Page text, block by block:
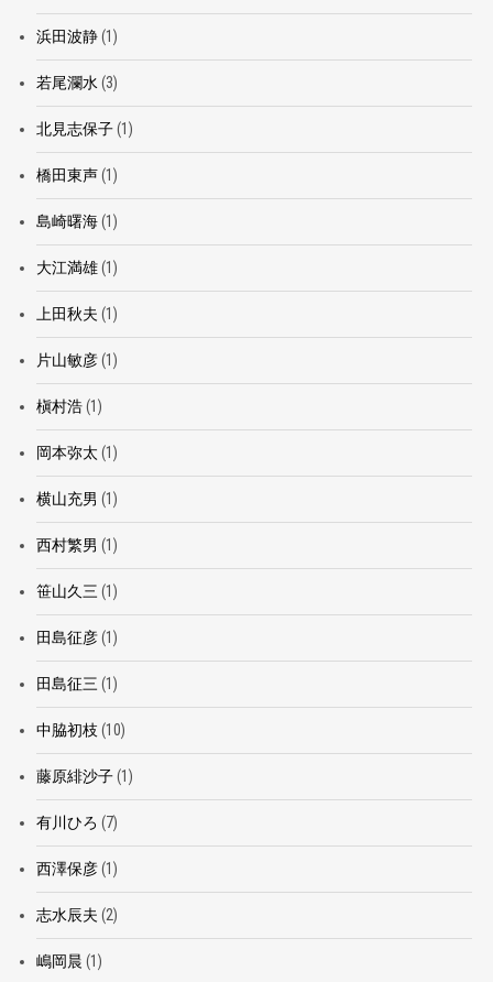
浜田波静(1)
若尾瀾水 (3)
北見志保子(1)
橋田東声(1)
島崎曙海(1)
大江満雄(1)
上田秋夫 (1)
片山敏彦(1)
槇村浩(1)
岡本弥太 (1)
横山充男 (1)
西村繁男 (1)
笹山久三 (1)
田島征彦(1)
田島征三 (1)
中脇初枝 (10)
藤原緋沙子(1)
有川ひろ (7)
西澤保彦(1)
志水辰夫 (2)
嶋岡晨 (1)